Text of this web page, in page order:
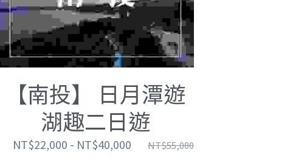
【南投】 日月潭遊
湖趣二日遊
NT$22,000 - NT$40,000 NT$55,000